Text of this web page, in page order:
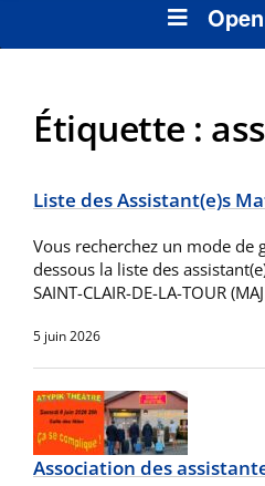
Étiquette :
Liste des Assistant(e)s
Vous recherchez un mode de
dessous la liste des
SAINT-CLAIR-DE-LA-TOUR
5 juin 2026
Association des